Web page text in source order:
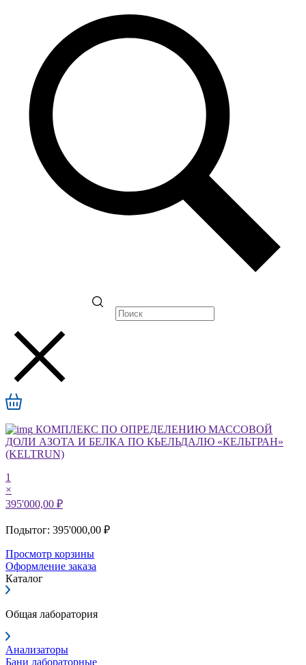
КОМПЛЕКС ПО ОПРЕДЕЛЕНИЮ МАССОВОЙ
ДОЛИ АЗОТА И БЕЛКА ПО КЬЕЛЬДАЛЮ «КЕЛЬТРАН»
(KELTRUN)
1
×
395'000,00 ₽
Подытог: 395'000,00 ₽
Просмотр корзины
Оформление заказа
Каталог
Общая лаборатория
Анализаторы
Бани лабораторные